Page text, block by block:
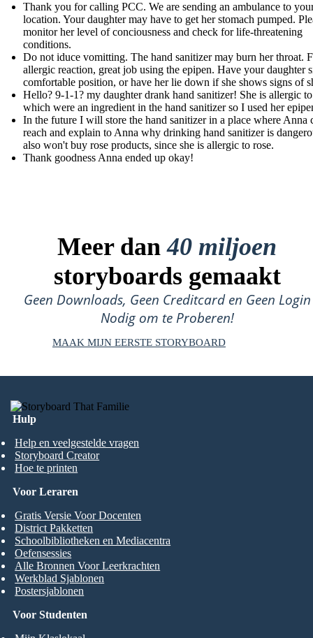
Thank you for calling PCC. We are sending an ambulance to
location. Your daughter may have to get her stomach pumped.
monitor her level of conciousness and check for life-threatening
conditions.
Do not iduce vomitting. The hand sanitizer may burn her throat.
allergic reaction, great job using the epipen. Have your daughter
comfortable position, or have her lie down if she shows signs of
Hello? 9-1-1? my daughter drank hand sanitizer! She is allergic to
which were an ingredient in the hand sanitizer so I used her
In the future I will store the hand sanitizer in a place where Anna
reach and explain to Anna why drinking hand sanitizer is
also won't buy rose products, since she is allergic to rose.
Thank goodness Anna ended up okay!
Meer dan40 miljoen
storyboards gemaakt
Geen Downloads, Geen Creditcard en Geen Login
Nodig om te Proberen!
MAAK MIJN EERSTE STORYBOARD
Hulp
Help en veelgestelde vragen
Storyboard Creator
Hoe te printen
Voor Studenten
Voor Leraren
Gratis Versie Voor Docenten
District Pakketten
Schoolbibliotheken en Mediacentra
Oefensessies
Alle Bronnen Voor Leerkrachten
Werkblad Sjablonen
Postersjablonen